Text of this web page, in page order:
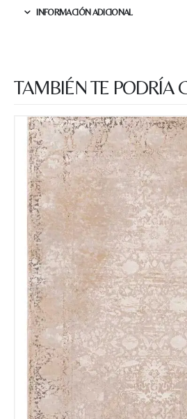
INFORMACIÓN ADICIONAL
TAMBIÉN TE PODRÍA
Acuerdo RGPD*
información que envío
puedan responder a mi
Recibir mi oferta